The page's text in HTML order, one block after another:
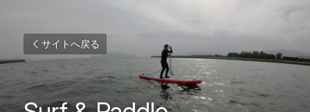
サイトへ戻る